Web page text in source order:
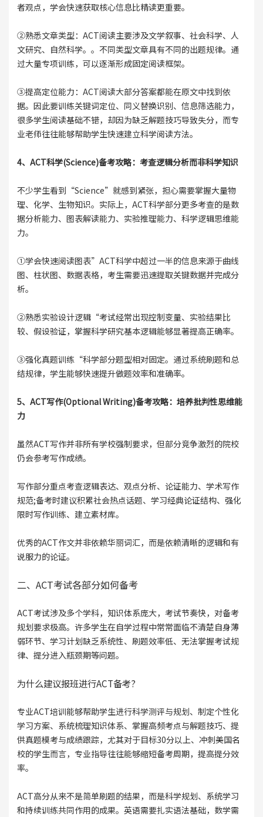
者观点，学会快速获取核心信息比精读更重要。
②熟悉文章类型：ACT阅读主要涉及文学叙事、社会科学、人
文研究、自然科学。。不同类型文章具有不同的出题规律。通
过大量专项训练，可以逐渐形成固定阅读框架。
③提高定位能力：ACT阅读大部分答案都能在原文中找到依
据。因此要训练关键词定位、同义替换识别、信息筛选能力，
很多学生阅读基础不错，却因为缺乏解题技巧导致失分，而专
业老师往往能够帮助学生快速建立科学阅读方法。
4、ACT科学(Science)备考攻略：考查逻辑分析而非科学知识
不少学生看到“Science”就感到紧张，担心需要掌握大量物
理、化学、生物知识。实际上，ACT科学部分更多考查的是数
据分析能力、图表解读能力、实验推理能力、科学逻辑思维能
力。
①学会快速阅读图表”ACT科学中超过一半的信息来源于曲线
图、柱状图、数据表格，考生需要迅速提取关键数据并完成分
析。
②熟悉实验设计逻辑“考试经常出现控制变量、实验结果比
较、假设验证，掌握科学研究基本逻辑能够显著提高正确率。
③强化真题训练“科学部分题型相对固定。通过系统刷题和总
结规律，学生能够快速提升做题效率和准确率。
5、ACT写作(Optional Writing)备考攻略：培养批判性思维能
力
虽然ACT写作并非所有学校强制要求，但部分竞争激烈的院校
仍会参考写作成绩。
写作部分重点考查逻辑表达、观点分析、论证能力、学术写作
规范;备考时建议积累社会热点话题、学习经典论证结构、强化
限时写作训练、建立素材库。
优秀的ACT作文并非依赖华丽词汇，而是依赖清晰的逻辑和有
说服力的论证。
二、ACT考试各部分如何备考
ACT考试涉及多个学科，知识体系庞大，考试节奏快，对备考
规划要求极高。许多学生在自学过程中常常面临不清楚自身薄
弱环节、学习计划缺乏系统性、刷题效率低、无法掌握考试规
律、提分进入瓶颈期等问题。
为什么建议报班进行ACT备考?
专业ACT培训能够帮助学生进行科学测评与规划、制定个性化
学习方案、系统梳理知识体系、掌握高频考点与解题技巧、提
供真题模考与成绩跟踪，尤其对于目标30分以上、冲刺美国名
校的学生而言，专业指导往往能够缩短备考周期，提高提分效
率。
ACT高分从来不是简单刷题的结果，而是科学规划、系统学习
和持续训练共同作用的成果。英语需要扎实语法基础，数学需